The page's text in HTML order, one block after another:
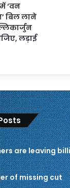
‘वन
बिल लाने
लड़ाई
are leaving
of missing cut